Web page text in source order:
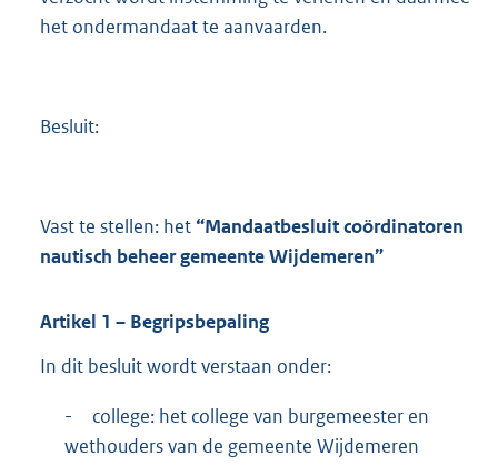
het ondermandaat te aanvaarden.
Besluit:
Vast te stellen: het “Mandaatbesluit coördinatoren
nautisch beheer gemeente Wijdemeren”
Artikel 1 – Begripsbepaling
In dit besluit wordt verstaan onder:
-
college: het college van burgemeester en
wethouders van de gemeente Wijdemeren